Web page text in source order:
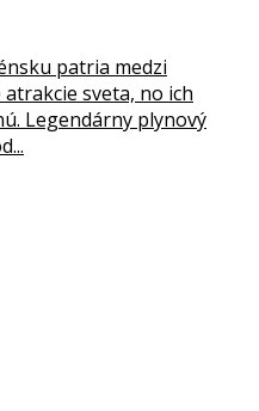
patria medzi
sveta, no ich
Legendárny plynový